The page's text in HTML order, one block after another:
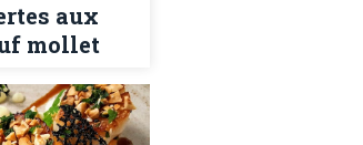
aux
mollet